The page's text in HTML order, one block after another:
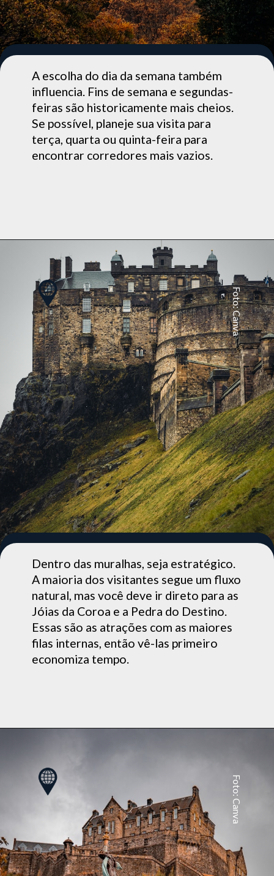
A escolha do dia da semana também
influencia. Fins de semana e segundas-
feiras são historicamente mais cheios.
Se possível, planeje sua visita para
terça, quarta ou quinta-feira para
encontrar corredores mais vazios.
Foto: Canva
Dentro das muralhas, seja estratégico.
A maioria dos visitantes segue um fluxo
natural, mas você deve ir direto para as
Jóias da Coroa e a Pedra do Destino.
Essas são as atrações com as maiores
filas internas, então vê-las primeiro
economiza tempo.
Foto: Canva